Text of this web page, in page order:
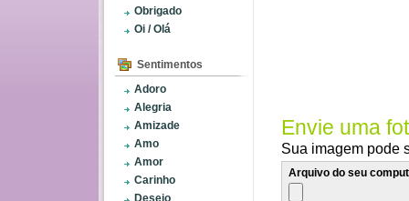
Obrigado
Oi / Olá
Sentimentos
Adoro
Alegria
Amizade
Amo
Amor
Carinho
Desejo
Envie uma
Sua imagem pode
Arquivo do seu